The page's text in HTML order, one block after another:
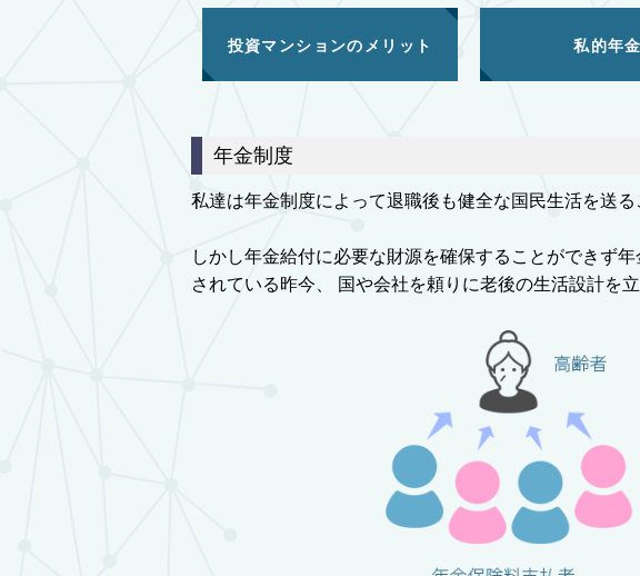
投資マンションのメリット 私的年金
年金制度
私達は年金制度によって退職後も健全な国民生活を送る
しかし年金給付に必要な財源を確保することができず
されている昨今、 国や会社を頼りに老後の生活設計を